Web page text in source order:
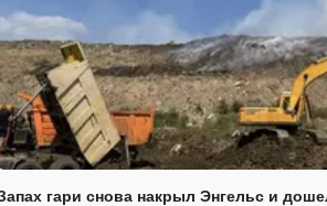
гари снова накрыл Энгельс и